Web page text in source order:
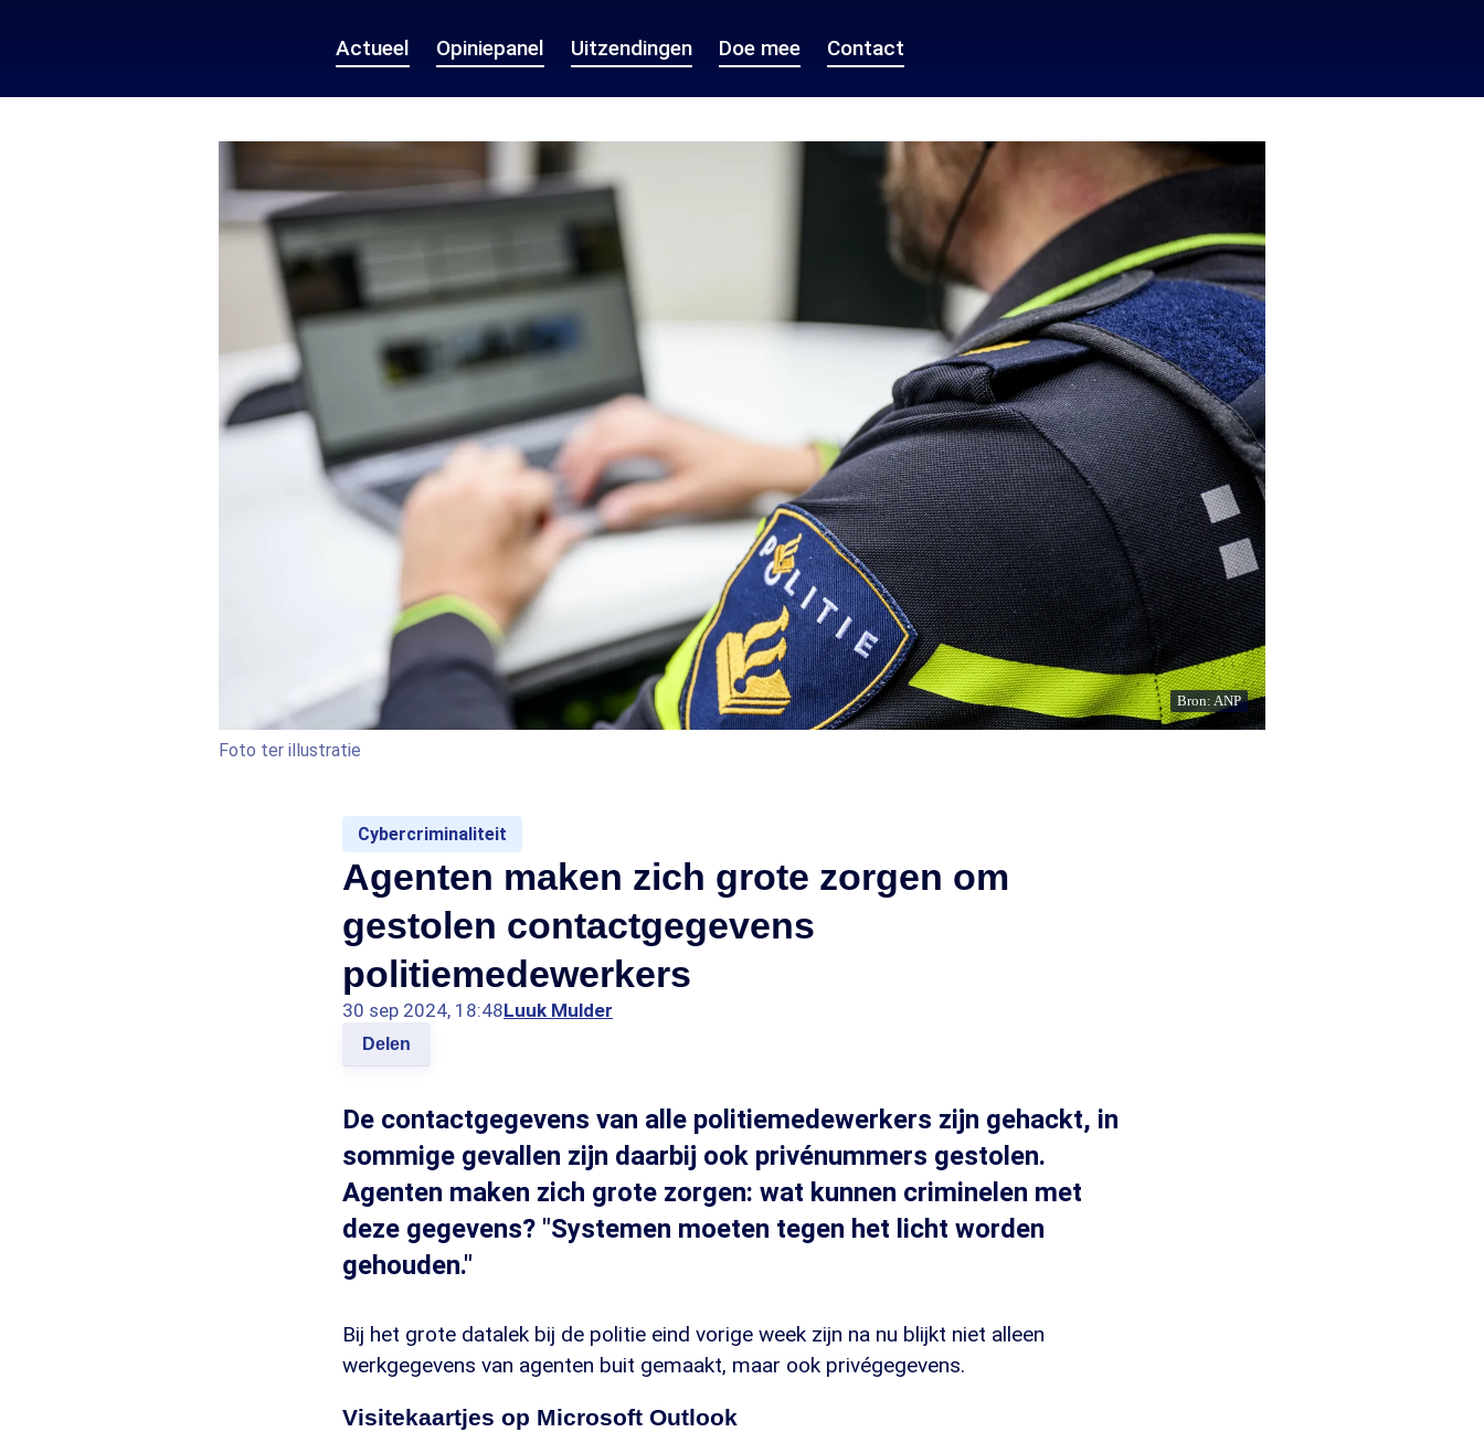
Actueel Opiniepanel Uitzendingen Doe mee Contact
Bron: ANP
Foto ter illustratie
Cybercriminaliteit
Agenten maken zich grote zorgen om
gestolen contactgegevens
politiemedewerkers
30 sep 2024, 18:48Luuk Mulder
Delen
De contactgegevens van alle politiemedewerkers zijn gehackt, in
sommige gevallen zijn daarbij ook privénummers gestolen.
Agenten maken zich grote zorgen: wat kunnen criminelen met
deze gegevens? "Systemen moeten tegen het licht worden
gehouden."
Bij het grote datalek bij de politie eind vorige week zijn na nu blijkt niet alleen
werkgegevens van agenten buit gemaakt, maar ook privégegevens.
Visitekaartjes op Microsoft Outlook